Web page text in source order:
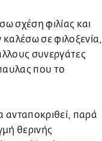
σχέση φιλίας και
σε φιλοξενία,
συνεργάτες
που το
ανταποκριθεί, παρά
θερινής